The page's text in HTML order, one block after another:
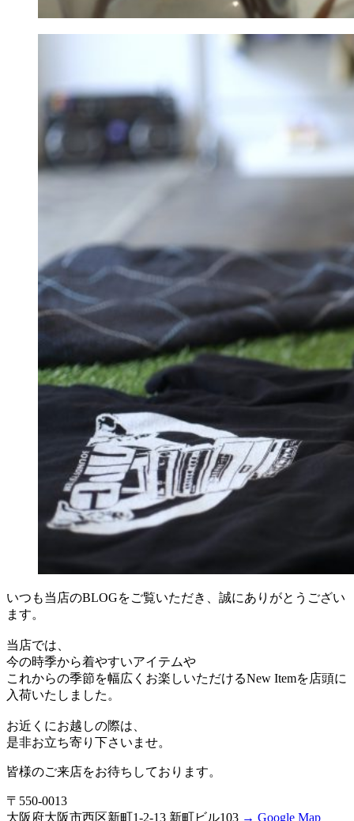
いつも当店のBLOGをご覧いただき、誠にありがとうござい
ます。
当店では、
今の時季から着やすいアイテムや
これからの季節を幅広くお楽しいただけるNew Itemを店頭に
入荷いたしました。
お近くにお越しの際は、
是非お立ち寄り下さいませ。
皆様のご来店をお待ちしております。
〒550-0013
大阪府大阪市西区新町1-2-13 新町ビル103 → Google Map